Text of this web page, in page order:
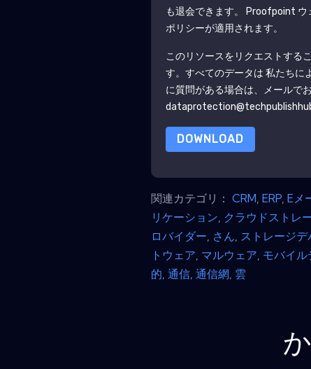
も退会できます。
Proofpoint ウ
ポリシーが適用されます。
このリソースをリクエストする
す。すべてのデータは 私たちに
に質問がある場合は、メールで
DOWNLOAD
関連カテゴリ：CRM,ERP,Eメ
リケーション, クラウドストレ
ロバイダー, さん, ストレージデ
トウェア, マルウェア, モバイル
的,通信,通信網, 雲